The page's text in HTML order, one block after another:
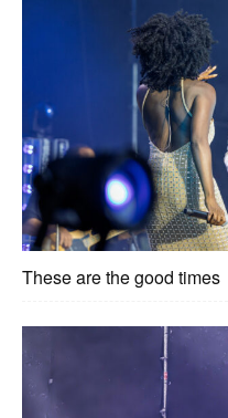
These are the good times